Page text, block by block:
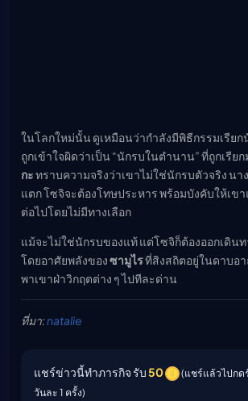
ในโลกใหม่นั้น ดูเหมือนว่ากำลังมีพิธีกรรมเรียก
ถูกเข้าใจผิดว่าเป็น “นักรบในตำนาน” ที่ถูกเรียก
กะทราบความจริงว่าเขาไม่ใช่นักรบตัวจริง น
แตก โซจิจะต้องโทษประหาร พร้อมบังคับให้เข
ต่อไปโดยไม่มีทางเลือก
แม้จะไม่ใช่นักรบของแท้ แต่โซจิก็ต้องออกเดิน
โดยอาศัยพลังของซามูไรที่สิงสถิตอยู่ในดาบอ
พาเขาฝ่าวิกฤตต่าง ๆ ไปทีละด่าน
ที่มา:natalie
แชร์ข่าวนี้ทำภารกิจ รับ50
(แชร์แล้วไปกด
วันละ 1 ครั้ง)